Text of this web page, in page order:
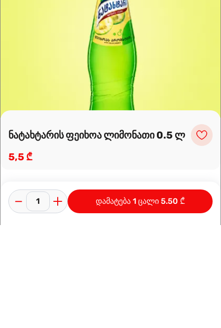
OpenFreeMap©OpenMapTiles
ნატახტარის ფეიხოა ლიმონათი 0.5 ლ
5,5 ₾
დამატება 1 ცალი 5.50 ₾